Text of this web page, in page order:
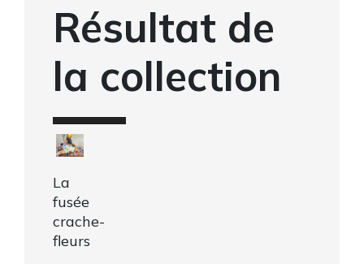
Résultat de
la collection
La
fusée
crache-
fleurs